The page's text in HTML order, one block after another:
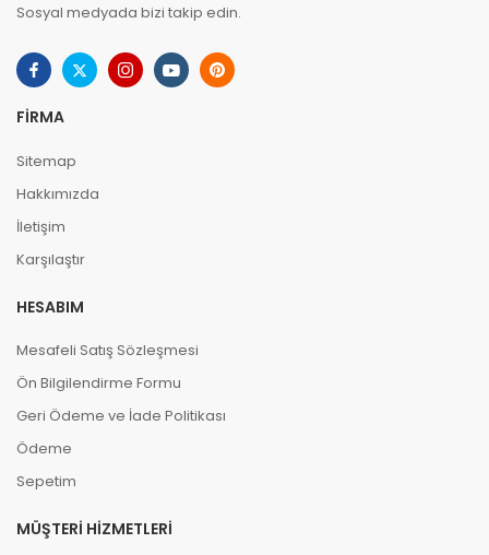
Sosyal medyada bizi takip edin.
FIRMA
Sitemap
Hakkımızda
İletişim
Karşılaştır
HESABIM
Mesafeli Satış Sözleşmesi
Ön Bilgilendirme Formu
Geri Ödeme ve İade Politikası
Ödeme
Sepetim
MÜŞTERI HIZMETLERI